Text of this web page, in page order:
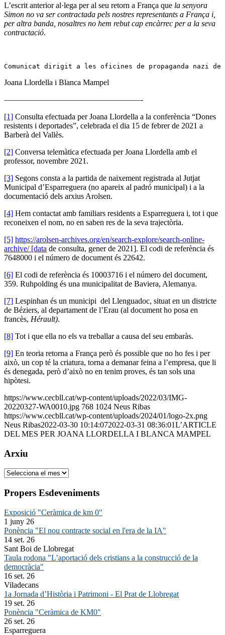
L’escrit anterior al·lega per al seu retorn a França que la senyora
Simon no va ser contractada pels nostres representants a França i,
per altra banda, nosaltres no hem rebut cap encàrrec per a la seva
contractació.
Comunicat dirigit a les oficines de propaganda nazi
Joana Llordella i Blanca Mampel
—————————————————-
[1] Consulta efectuada per Joana Llordella a la conferència “Dones
resistents i deportades”, celebrada el dia 15 de febrer de 2021 a
Barberà del Vallès.
[2] Conversa telemàtica efectuada per Joana Llordella amb el
professor, novembre 2021.
[3] Segons consta a la partida de naixement registrada al Jutjat
Municipal d’Esparreguera (no apareix al padró municipal) i a la
documentació dels arxius Arolsen.
[4] Hem contactat amb familiars residents a Esparreguera i, tot i que
reconeixen el nom, no en saben res de la seva trajectòria.
[5] https://arolsen-archives.org/en/search-explore/search-online-
archive/ [data de consulta, gener de 2021]. El codi de referència és
7648000 i el número de document és 22642.
[6] El codi de referència és 10003716 i el número del document,
359. Ruhpolding és una municipalitat de Baviera, Alemanya.
[7] Lespinhan és un municipi del Llenguadoc, situat en un districte
de Béziers, al departament de l’Erau (al document ho posa en
francès, Hérault).
[8] Tot i que ella no els va treballar a causa del seu embaràs.
[9] En teoria retorna a França però és possible que no ho fes i per
això, un cop té la criatura, torna a demanar feina a l’empresa, que li
és denegada, però d’això no en tenim proves, és tan sols una
hipòtesi.
https://www.cecbll.cat/wp-content/uploads/2022/03/IMG-
20220327-WA0010.jpg 768 1024 Neus Ribas
https://www.cecbll.cat/wp-content/uploads/2024/01/logo-2x.png
Neus Ribas2022-03-30 10:14:072022-03-31 08:36:01L’ARTICLE
DEL MES PER JOANA LLORDELLA I BLANCA MAMPEL
Arxiu
Arxiu
Propers Esdeveniments
Exposició "Ceràmica de km 0"
1 juny 26
Ponència "El nou contracte social en l'era de la IA"
14 set. 26
Sant Boi de Llobregat
Taula rodona "L’aportació dels cristians a la construcció de la
democràcia"
16 set. 26
Viladecans
1a Jornada d’Història i Patrimoni - El Prat de Llobregat
19 set. 26
Ponència "Ceràmica de KM0"
26 set. 26
Esparreguera